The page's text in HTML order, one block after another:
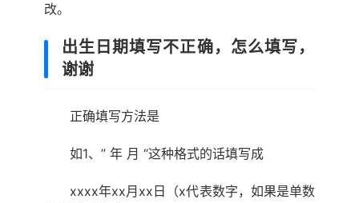
改。
出生日期填写不正确，怎么填写，
谢谢
正确填写方法是
如1、” 年 月 “这种格式的话填写成
xxxx年xx月xx日（x代表数字，如果是单数